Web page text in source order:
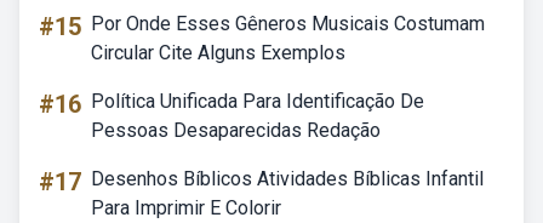
#15 Por Onde Esses Gêneros Musicais Costumam
Circular Cite Alguns Exemplos
#16 Política Unificada Para Identificação De
Pessoas Desaparecidas Redação
#17 Desenhos Bíblicos Atividades Bíblicas Infantil
Para Imprimir E Colorir